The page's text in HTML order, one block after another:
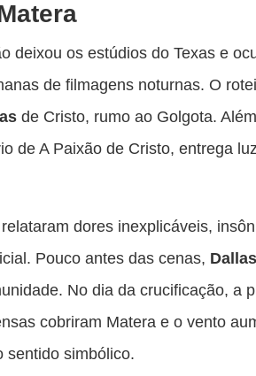
deixou os estúdios do Texas e
de filmagens noturnas. O
de Cristo, rumo ao Golgota.
de A Paixão de Cristo, entrega
dores inexplicáveis,
Pouco antes das cenas,
No dia da crucificação, a
cobriram Matera e o vento
sentido simbólico.